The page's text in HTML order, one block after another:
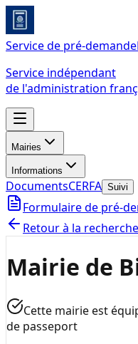
Service de pré-demande
Service indépendant
de l'administration
Mairies
Informations
DocumentsCERFA Suivi
Formulaire de pré-
Retour à la recherche
Mairie de
Cette mairie est
de passeport